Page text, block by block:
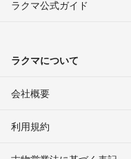
ラクマ公式ガイド
ラクマについて
会社概要
利用規約